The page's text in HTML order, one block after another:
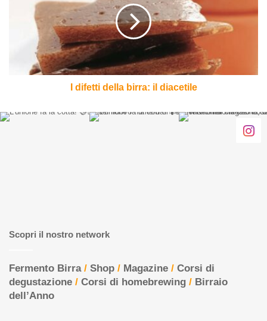
I difetti della birra: il diacetile
Scopri il nostro network
Fermento Birra/ Shop / Magazine / Corsi di
degustazione / Corsi di homebrewing / Birraio
dell’Anno